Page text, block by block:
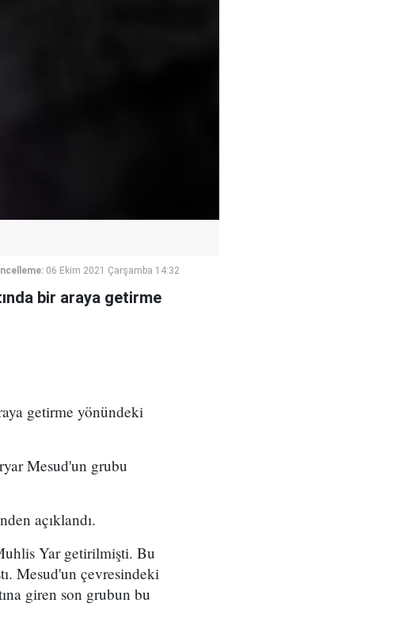
06 Ekim 2021 Çarşamba 14:32
bir araya getirme
getirme yönündeki
Mesud'un grubu
açıklandı.
Yar getirilmişti. Bu
Mesud'un çevresindeki
giren son grubun bu